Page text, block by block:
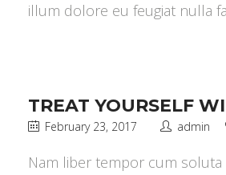
illum dolore eu feugiat nulla
TREAT YOURSELF
February 23, 2017 admin
Nam liber tempor cum soluta